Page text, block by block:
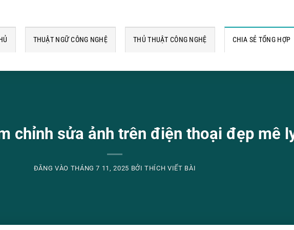
THUẬT NGỮ CÔNG NGHỆ THỦ THUẬT CÔNG NGHỆ CHIA SẺ TỔNG HỢP
chỉnh sửa ảnh trên điện thoại đẹp mê
ĐĂNG VÀO THÁNG 7 11, 2025 BỞITHÍCH VIẾT BÀI